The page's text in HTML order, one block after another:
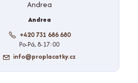
Andrea
+420 731 686 680
Po-Pá, 8-17:00
info@proplacatky.cz